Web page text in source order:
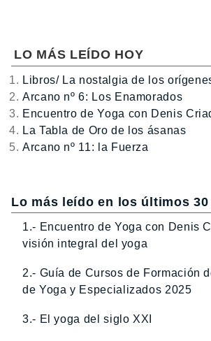
LO MÁS LEÍDO HOY
Libros/ La nostalgia de los
Arcano nº 6: Los Enamorados
Encuentro de Yoga con Denis
La Tabla de Oro de los ásanas
Arcano nº 11: la Fuerza
Lo más leído en los últimos 30
1.- Encuentro de Yoga con Denis
visión integral del yoga
2.- Guía de Cursos de Formación
de Yoga y Especializados 2025
3.- El yoga del siglo XXI